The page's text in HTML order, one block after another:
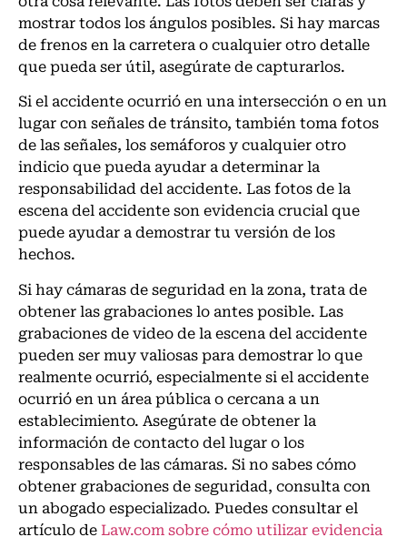
mostrar todos los ángulos posibles. Si hay marcas
de frenos en la carretera o cualquier otro detalle
que pueda ser útil, asegúrate de capturarlos.
Si el accidente ocurrió en una intersección o en un
lugar con señales de tránsito, también toma fotos
de las señales, los semáforos y cualquier otro
indicio que pueda ayudar a determinar la
responsabilidad del accidente. Las fotos de la
escena del accidente son evidencia crucial que
puede ayudar a demostrar tu versión de los
hechos.
Si hay cámaras de seguridad en la zona, trata de
obtener las grabaciones lo antes posible. Las
grabaciones de video de la escena del accidente
pueden ser muy valiosas para demostrar lo que
realmente ocurrió, especialmente si el accidente
ocurrió en un área pública o cercana a un
establecimiento. Asegúrate de obtener la
información de contacto del lugar o los
responsables de las cámaras. Si no sabes cómo
obtener grabaciones de seguridad, consulta con
un abogado especializado. Puedes consultar el
artículo de Law.com sobre cómo utilizar evidencia